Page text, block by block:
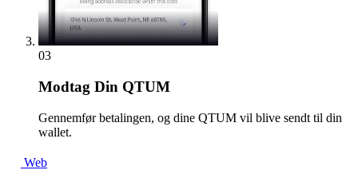
03
Modtag Din QTUM
Gennemfør betalingen, og dine QTUM vil blive sendt til din
wallet.
Web